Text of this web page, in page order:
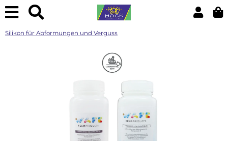
Silikon für Abformungen und Verguss